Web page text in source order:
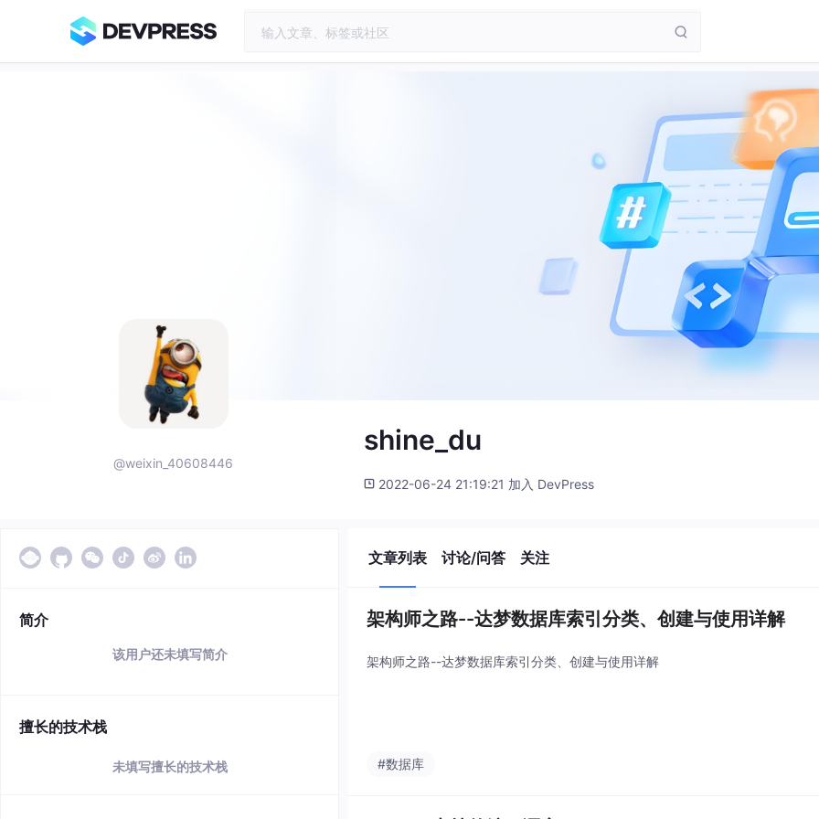
@weixin_40608446
shine_du
2022-06-24 21:19:21 加入 DevPress
简介
该用户还未填写简介
擅长的技术栈
未填写擅长的技术栈
文章列表 讨论/问答 关注
架构师之路--达梦数据库索引分类、创建与使用详解
架构师之路--达梦数据库索引分类、创建与使用详解
#数据库